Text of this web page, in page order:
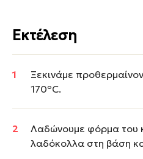
Εκτέλεση
Ξεκινάμε
170ºC.
Λαδώνουμε φόρμα του
λαδόκολλα στη βάση